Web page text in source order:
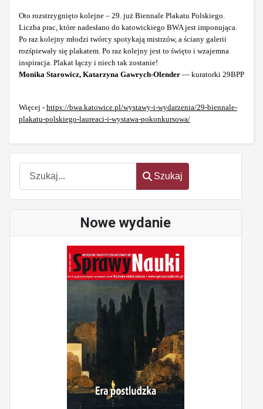
Szukaj
Nowe wydanie
Oto rozstrzygnięto kolejne – 29. już Biennale Plakatu Polskiego.
Liczba prac, które nadesłano do katowickiego BWA jest imponująca.
Po raz kolejny młodzi twórcy spotykają mistrzów, a ściany galerii
rozśpiewały się plakatem. Po raz kolejny jest to święto i wzajemna
inspiracja. Plakat łączy i niech tak zostanie!
Monika Starowicz, Katarzyna Gawrych-Olender — kuratorki 29BPP
Więcej - https://bwa.katowice.pl/wystawy-i-wydarzenia/29-biennale-
plakatu-polskiego-laureaci-i-wystawa-pokonkursowa/